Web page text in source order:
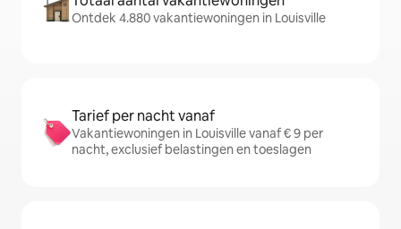
Ontdek 4.880 vakantiewoningen in Louisville
Tarief per nacht vanaf
Vakantiewoningen in Louisville vanaf € 9 per
nacht, exclusief belastingen en toeslagen